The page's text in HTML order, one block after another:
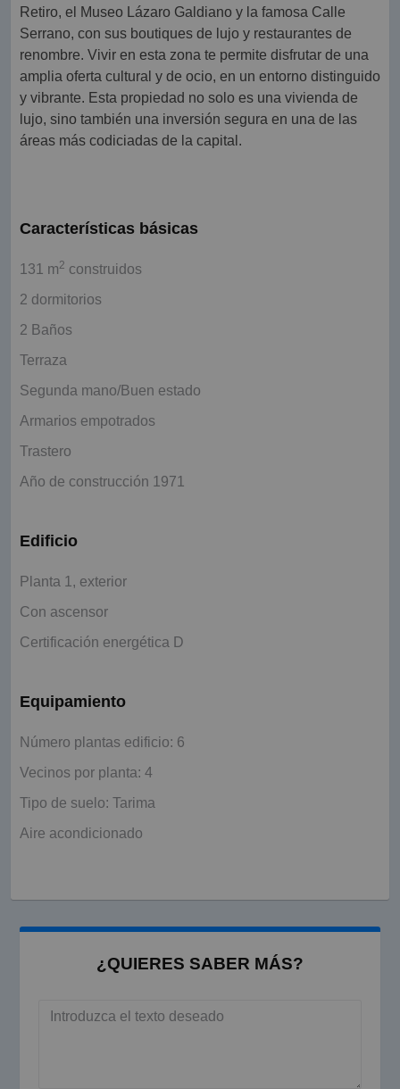
Retiro, el Museo Lázaro Galdiano y la famosa Calle
Serrano, con sus boutiques de lujo y restaurantes de
renombre. Vivir en esta zona te permite disfrutar de una
amplia oferta cultural y de ocio, en un entorno distinguido
y vibrante. Esta propiedad no solo es una vivienda de
lujo, sino también una inversión segura en una de las
áreas más codiciadas de la capital.
Características básicas
131 m2 construidos
2 dormitorios
2 Baños
Terraza
Segunda mano/Buen estado
Armarios empotrados
Trastero
Año de construcción 1971
Edificio
Planta 1, exterior
Con ascensor
Certificación energética D
Equipamiento
Número plantas edificio: 6
Vecinos por planta: 4
Tipo de suelo: Tarima
Aire acondicionado
¿QUIERES SABER MÁS?